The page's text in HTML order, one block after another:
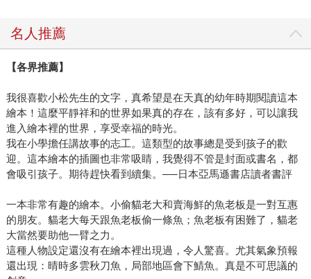
名人推薦
【各界推薦】
我很喜歡小松先生的文字，真希望是在天真的幼年時期閱讀這本
繪本！這麼平靜祥和的世界如果真的存在，該有多好，可以讓我
進入繪本裡的世界，享受幸福的時光。
我在小學擔任講故事的志工。這類型的故事總是受到孩子的歡
迎。這本繪本的插圖也非常吸睛，我覺得不管是封面或書名，都
會吸引孩子。期待趕快看到續集。──日本亞馬遜書店讀者書評
一本非常有趣的繪本。小偷貓老大和賣海鮮的魚老板是一對互惠
的朋友。貓老大每天跟魚老板偷一條魚；魚老板有困難了，貓老
大當然要助他一臂之力。
這種人物設定還沒有在繪本裡出現過，令人驚喜。尤其氣象預報
還出現：晴時多雲秋刀魚，局部地區會下鯖魚。真是不可思議的